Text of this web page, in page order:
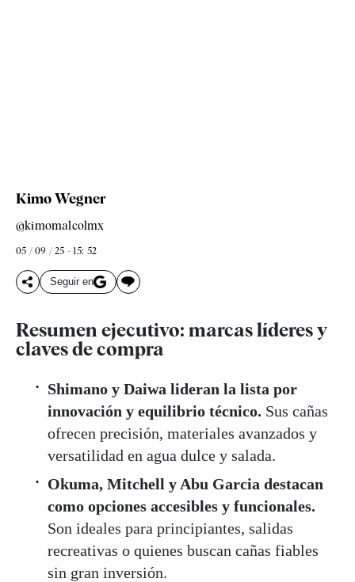
Kimo Wegner
@kimomalcolmx
05 / 09 / 25 - 15: 52
Seguir en
Resumen ejecutivo: marcas líderes y
claves de compra
Shimano y Daiwa lideran la lista por
innovación y equilibrio técnico. Sus cañas
ofrecen precisión, materiales avanzados y
versatilidad en agua dulce y salada.
Okuma, Mitchell y Abu Garcia destacan
como opciones accesibles y funcionales.
Son ideales para principiantes, salidas
recreativas o quienes buscan cañas fiables
sin gran inversión.